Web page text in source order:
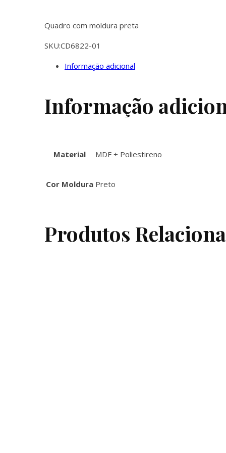
Quadro com moldura preta
SKU:CD6822-01
Informação adicional
Informação
Material MDF + Poliestireno
Cor Moldura Preto
Produtos